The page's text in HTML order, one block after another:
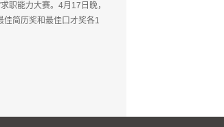
职能力大赛。4月17日晚，
简历奖和最佳口才奖各1